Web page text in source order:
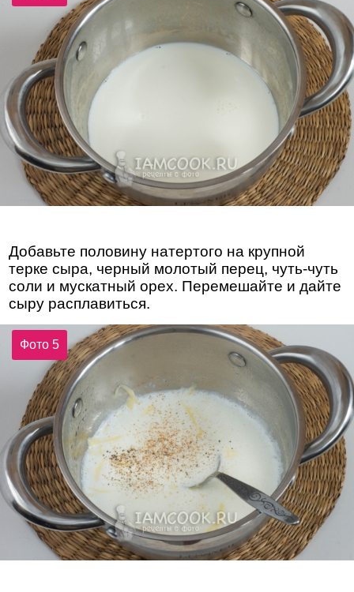
Добавьте половину натертого на крупной
терке сыра, черный молотый перец, чуть-чуть
соли и мускатный орех. Перемешайте и дайте
сыру расплавиться.
Фото 5